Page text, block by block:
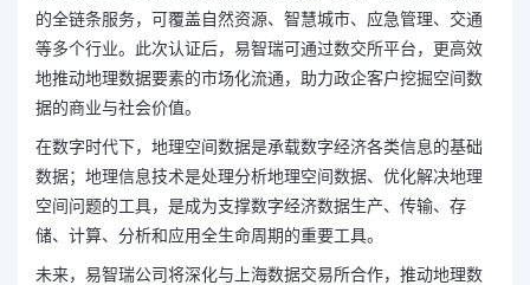
的全链条服务，可覆盖自然资源、智慧城市、应急管理、交通
等多个行业。此次认证后，易智瑞可通过数交所平台，更高效
地推动地理数据要素的市场化流通，助力政企客户挖掘空间数
据的商业与社会价值。
在数字时代下，地理空间数据是承载数字经济各类信息的基础
数据；地理信息技术是处理分析地理空间数据、优化解决地理
空间问题的工具，是成为支撑数字经济数据生产、传输、存
储、计算、分析和应用全生命周期的重要工具。
未来，易智瑞公司将深化与上海数据交易所合作，推动地理数